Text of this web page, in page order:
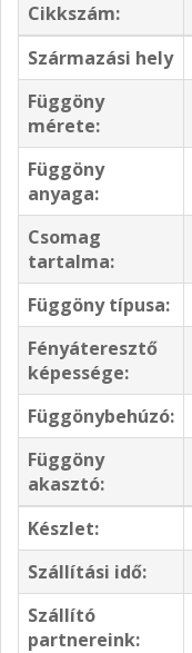
Cikkszám:
Származási hely
Függöny
mérete:
Függöny
anyaga:
Csomag
tartalma:
Függöny típusa:
Fényáteresztő
képessége:
Függönybehúzó:
Függöny
akasztó:
Készlet:
Szállítási idő:
Szállító
partnereink: